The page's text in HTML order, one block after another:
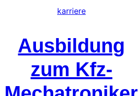
karriere
Ausbildung
zum Kfz-